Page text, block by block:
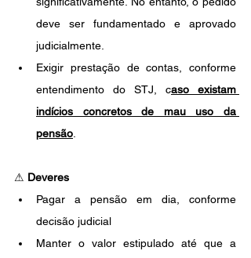
deve ser fundamentado e aprovado
judicialmente.
Exigir prestação de contas, conforme
entendimento do STJ, caso existam
indícios concretos de mau uso da
pensão
⚠ Deveres
Pagar a pensão em dia, conforme
decisão judicial
Manter o valor estipulado até que a